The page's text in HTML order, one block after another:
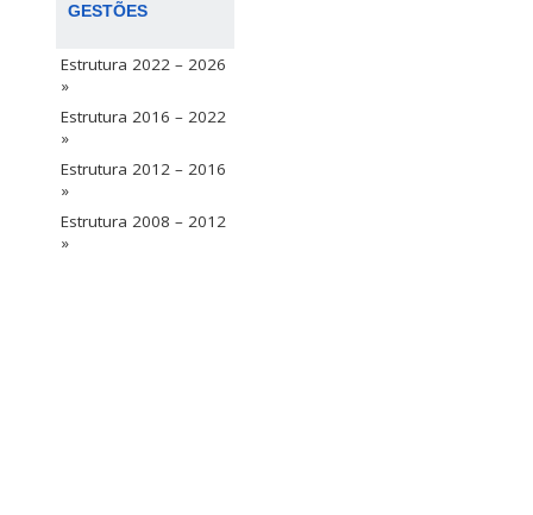
GESTÕES
Estrutura 2022 – 2026
»
Estrutura 2016 – 2022
»
Estrutura 2012 – 2016
»
Estrutura 2008 – 2012
»